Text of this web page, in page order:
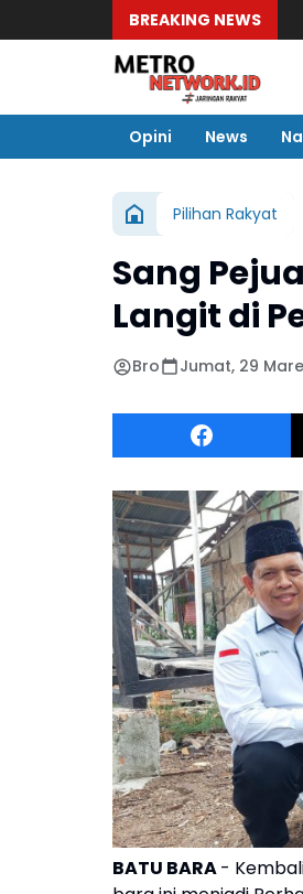
BREAKING NEWS
Opini News
Pilihan Rakyat
Sang
Langit di
Bro Jumat, 29
BATU BARA-